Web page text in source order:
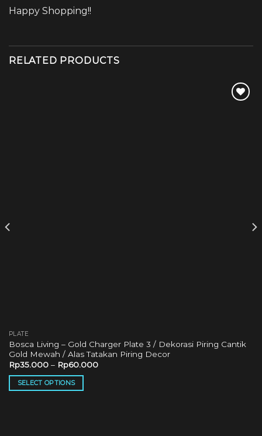
Happy Shopping!!
RELATED PRODUCTS
PLATE
Bosca Living – Gold Charger Plate 3 / Dekorasi Piring Cantik
Gold Mewah / Alas Tatakan Piring Decor
Rp35.000– Rp60.000
SELECT OPTIONS